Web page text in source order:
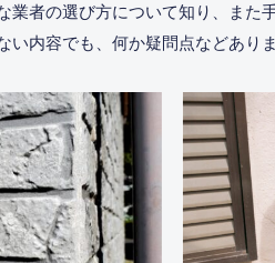
業者の選び方について知り、また
い内容でも、何か疑問点などあり